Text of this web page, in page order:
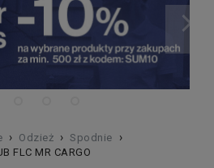
› Odzież › Spodnie ›
FLC MR CARGO